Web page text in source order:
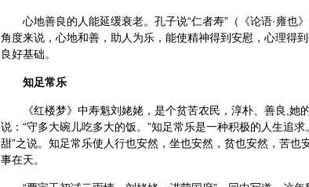
心地善良的人能延缓衰老。孔子说“仁者寿”（《论语·雍也
角度来说，心地和善，助人为乐，能使精神得到安慰，心理得
良好基础。
知足常乐
《红楼梦》中寿魁刘姥姥，是个贫苦农民，淳朴、善良,
说：“守多大碗儿吃多大的饭。”知足常乐是一种积极的人生追
甜”之说。知足常乐使人行也安然，坐也安然，贫也安然，苦
事在天。